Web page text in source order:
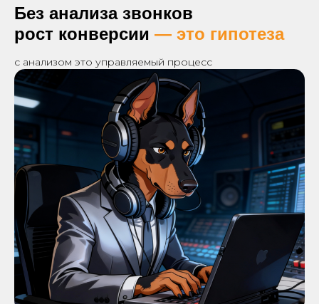
Без анализа звонков
рост конверсии — это гипотеза
с анализом это управляемый процесс